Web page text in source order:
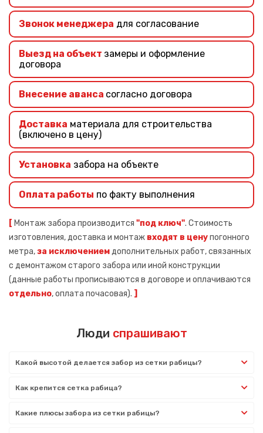
Звонок менеджера для согласование
Выезд на объект замеры и оформление
договора
Внесение аванса согласно договора
Доставка материала для строительства
(включено в цену)
Установка забора на объекте
Оплата работы по факту выполнения
[ Монтаж забора производится "под ключ". Стоимость
изготовления, доставка и монтаж входят в ценупогонного
метра,за исключениемдополнительных работ, связанных
с демонтажом старого забора или иной конструкции
(данные работы прописываются в договоре и оплачиваются
отдельно, оплата почасовая). ]
Люди спрашивают
Какой высотой делается забор из сетки рабицы?
Как крепится сетка рабица?
Какие плюсы забора из сетки рабицы?